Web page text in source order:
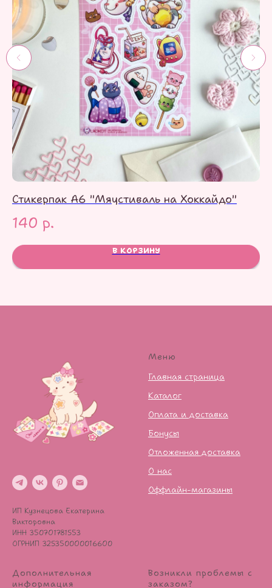
Стикерпак А6 "Мяустиваль на Хоккайдо"
140 р.
В КОРЗИНУ
ИП Кузнецова Екатерина
Викторовна
ИНН 350701781553
ОГРНИП 325350000016600
Меню
Главная страница
Каталог
Оплата и доставка
Бонусы
Отложенная доставка
О нас
Оффлайн-магазины
Дополнительная
информация
Возникли проблемы с
заказом?